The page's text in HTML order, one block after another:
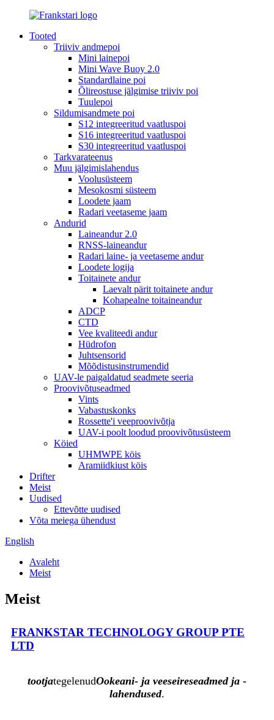
Tooted
Triiviv andmepoi
Mini lainepoi
Mini Wave Buoy 2.0
Standardlaine poi
Õlireostuse jälgimise triiviv poi
Tuulepoi
Sildumisandmete poi
S12 integreeritud vaatluspoi
S16 integreeritud vaatluspoi
S30 integreeritud vaatluspoi
Tarkvarateenus
Muu jälgimislahendus
Voolusüsteem
Mesokosmi süsteem
Loodete jaam
Radari veetaseme jaam
Andurid
Laineandur 2.0
RNSS-laineandur
Radari laine- ja veetaseme andur
Loodete logija
Toitainete andur
Laevalt pärit toitainete andur
Kohapealne toitaineandur
ADCP
CTD
Vee kvaliteedi andur
Hüdrofon
Juhtsensorid
Mõõdistusinstrumendid
UAV-le paigaldatud seadmete seeria
Proovivõtuseadmed
Vints
Vabastuskonks
Rossette'i veeproovivõtja
UAV-i poolt loodud proovivõtusüsteem
Köied
UHMWPE köis
Aramiidkiust köis
Drifter
Meist
Uudised
Ettevõtte uudised
Võta meiega ühendust
English
Avaleht
Meist
Meist
FRANKSTAR TECHNOLOGY GROUP PTE
LTD
tootjategelenudOokeani- ja veeseireseadmed ja -
lahendused.